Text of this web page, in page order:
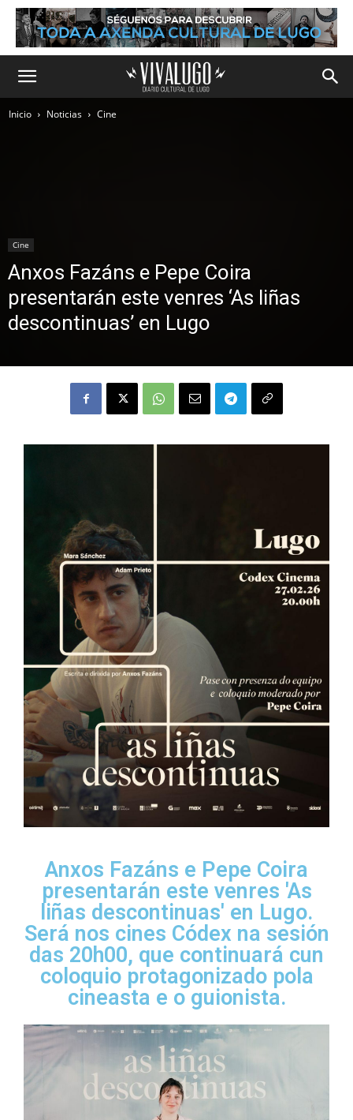
Inicio Noticias Cine
Cine
Anxos Fazáns e Pepe Coira
presentarán este venres ‘As liñas
descontinuas’ en Lugo
Anxos Fazáns e Pepe Coira
presentarán este venres 'As
liñas descontinuas' en Lugo.
Será nos cines Códex na sesión
das 20h00, que continuará cun
coloquio protagonizado pola
cineasta e o guionista.